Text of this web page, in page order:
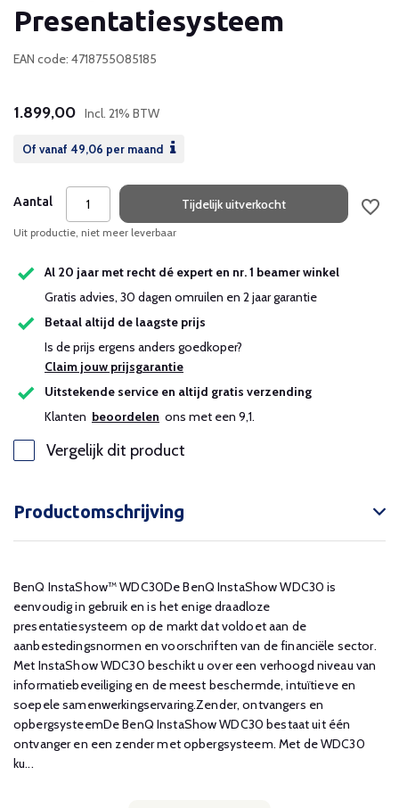
Presentatiesysteem
EAN code: 4718755085185
1.899,00 Incl. 21% BTW
Of vanaf 49,06 per maand
Aantal Tijdelijk uitverkocht
Uit productie, niet meer leverbaar
Al 20 jaar met recht dé expert en nr. 1 beamer winkel
Gratis advies, 30 dagen omruilen en 2 jaar garantie
Betaal altijd de laagste prijs
Is de prijs ergens anders goedkoper?
Claim jouw prijsgarantie
Uitstekende service en altijd gratis verzending
Klanten beoordelen ons met een 9,1.
Vergelijk dit product
Productomschrijving
BenQ InstaShow™ WDC30De BenQ InstaShow WDC30 is
eenvoudig in gebruik en is het enige draadloze
presentatiesysteem op de markt dat voldoet aan de
aanbestedingsnormen en voorschriften van de financiële sector.
Met InstaShow WDC30 beschikt u over een verhoogd niveau van
informatiebeveiliging en de meest beschermde, intuïtieve en
soepele samenwerkingservaring.Zender, ontvangers en
opbergsysteemDe BenQ InstaShow WDC30 bestaat uit één
ontvanger en een zender met opbergsysteem. Met de WDC30
ku...